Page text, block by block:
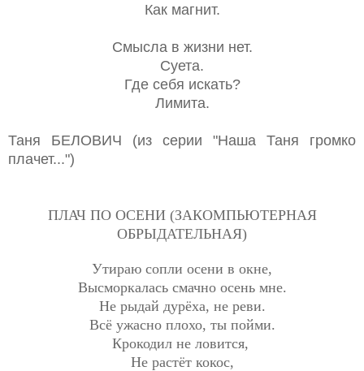
Как магнит.
Смысла в жизни нет.
Суета.
Где себя искать?
Лимита.
Таня БЕЛОВИЧ (из серии "Наша Таня громко
плачет...")
ПЛАЧ ПО ОСЕНИ (ЗАКОМПЬЮТЕРНАЯ
ОБРЫДАТЕЛЬНАЯ)
Утираю сопли осени в окне,
Высморкалась смачно осень мне.
Не рыдай дурёха, не реви.
Всё ужасно плохо, ты пойми.
Крокодил не ловится,
Не растёт кокос,